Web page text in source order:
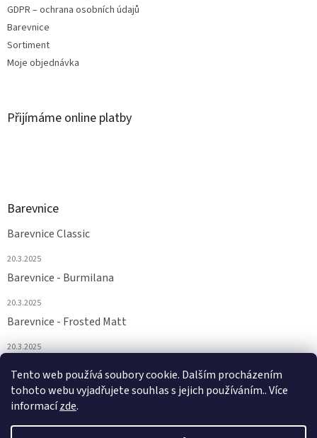
Tento web používá soubory cookie. Dalším procházením
tohoto webu vyjadřujete souhlas s jejich používáním.. Více
informacízde.
GDPR – ochrana osobních údajů
Barevnice
Sortiment
Moje objednávka
Přijímáme online platby
Barevnice
Barevnice Classic
20.3.2025
Barevnice - Burmilana
20.3.2025
Barevnice - Frosted Matt
20.3.2025
20.3.2025